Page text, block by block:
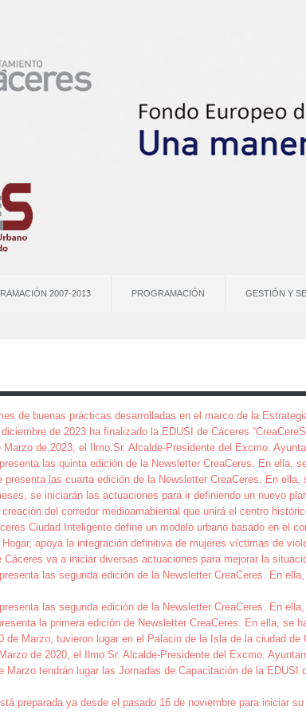
2007-2013 PROGRAMACIÓN GESTIÓN Y
de buenas prácticas desarrolladas en el marco de la
de 2023 ha finalizado la EDUSI de Cáceres
Marzo de 2023, el Ilmo.Sr. Alcalde-Presidente del Excmo.
las quinta edición de la Newsletter CreaCeres. En ella,
las cuarta edición de la Newsletter CreaCeres. En ella,
se iniciarán las actuaciones para ir definiendo un nuevo
del corredor medioamabiental que unirá el centro
Ciudad Inteligente define un modelo urbano basado en el
apoya la integración definitiva de mujeres víctimas de
Cáceres va a iniciar diversas actuaciones para mejorar la
las segunda edición de la Newsletter CreaCeres. En
las segunda edición de la Newsletter CreaCeres. En
la primera edición de Newsletter CreaCeres. En ella, se
de Marzo, tuvieron lugar en el Palacio de la Isla de la ciudad de
de 2020, el Ilmo.Sr. Alcalde-Presidente del Excmo.
Marzo tendrán lugar las Jornadas de Capacitación de la EDUSI
preparada ya desde el pasado 16 de noviembre para iniciar